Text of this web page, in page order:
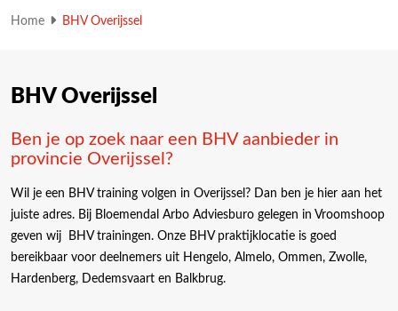
Home BHV Overijssel
BHV Overijssel
Ben je op zoek naar een BHV aanbieder in
provincie Overijssel?
Wil je een BHV training volgen in Overijssel? Dan ben je hier aan het
juiste adres. Bij Bloemendal Arbo Adviesburo gelegen in Vroomshoop
geven wij BHV trainingen. Onze BHV praktijklocatie is goed
bereikbaar voor deelnemers uit Hengelo, Almelo, Ommen, Zwolle,
Hardenberg, Dedemsvaart en Balkbrug.